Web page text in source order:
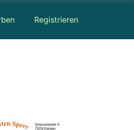
Registrieren